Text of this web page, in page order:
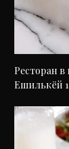
Ресторан в
Ешилькёй